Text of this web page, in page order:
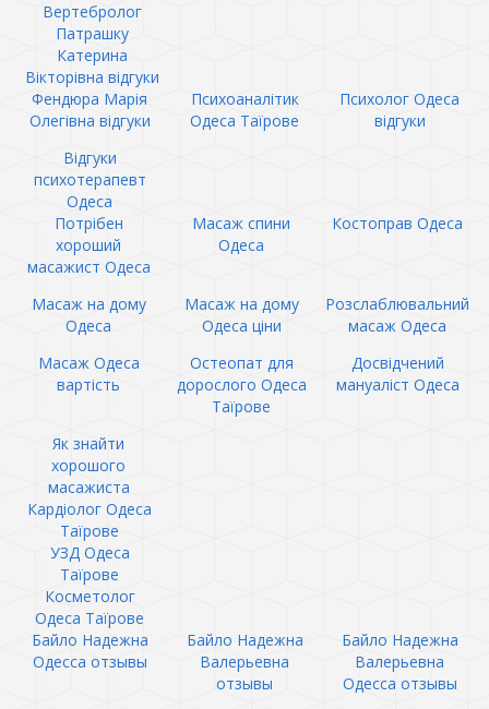
Вертебролог
Патрашку
Катерина
Вікторівна відгуки
Фендюра Марія
Олегівна відгуки
Психоаналітик
Одеса Таїрове
Психолог Одеса
відгуки
Відгуки
психотерапевт
Одеса
Потрібен
хороший
масажист Одеса
Масаж спини
Одеса
Костоправ Одеса
Масаж на дому
Одеса
Масаж на дому
Одеса ціни
Розслаблювальний
масаж Одеса
Масаж Одеса
вартість
Остеопат для
дорослого Одеса
Таїрове
Досвідчений
мануаліст Одеса
Як знайти
хорошого
масажиста
Кардіолог Одеса
Таїрове
УЗД Одеса
Таїрове
Косметолог
Одеса Таїрове
Байло Надежна
Одесса отзывы
Байло Надежна
Валерьевна
отзывы
Байло Надежна
Валерьевна
Одесса отзывы